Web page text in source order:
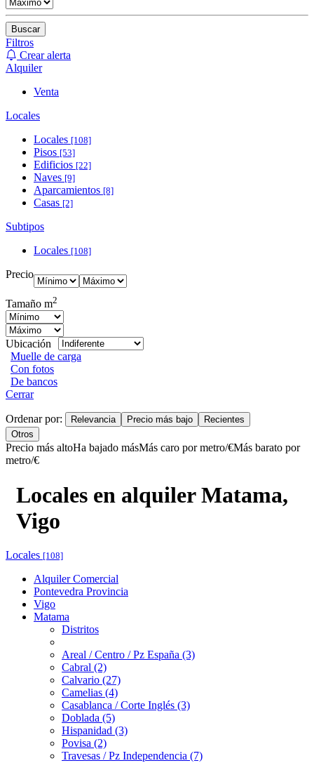
Buscar
Filtros
Crear alerta
Alquiler
Venta
Locales
Locales [108]
Pisos [53]
Edificios [22]
Naves [9]
Aparcamientos [8]
Casas [2]
Subtipos
Locales [108]
Precio
Tamaño m2
Ubicación
Muelle de carga
Con fotos
De bancos
Cerrar
Ordenar por: Relevancia Precio más bajo
Recientes
Otros
Precio más altoHa bajado másMás caro por metro/€Más barato por
metro/€
Locales en alquiler Matama,
Vigo
Locales [108]
Alquiler Comercial
Pontevedra Provincia
Vigo
Matama
Distritos
Areal / Centro / Pz España (3)
Cabral (2)
Calvario (27)
Camelias (4)
Casablanca / Corte Inglés (3)
Doblada (5)
Hispanidad (3)
Povisa (2)
Travesas / Pz Independencia (7)